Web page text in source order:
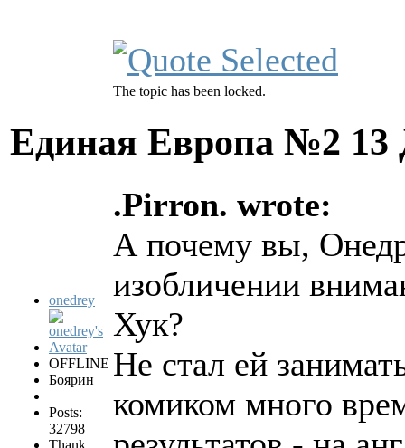
The topic has been locked.
Единая Европа №2 13
onedrey
OFFLINE
Боярин
Posts:
32798
.Pirron. wrote:
А почему вы,
изобличении
Хук?
Не стал ей
комиком много